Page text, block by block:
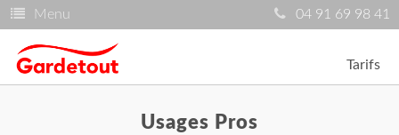
Menu 04 91 69 98 41
Tarifs
Usages Pros